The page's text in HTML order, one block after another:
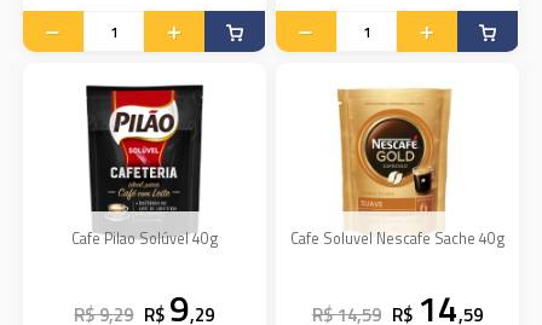
Cafe Pilao Solúvel 40g
R$ 9,29 R$ 9,29
Cafe Soluvel Nescafe Sache 40g
R$ 14,59 R$ 14,59